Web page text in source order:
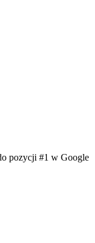
pozycji #1 w Google